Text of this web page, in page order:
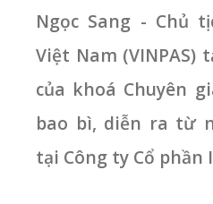
Ngọc Sang - Chủ
Việt Nam (VINPAS)
của khoá Chuyên
bao bì, diễn ra từ
tại Công ty Cổ phần